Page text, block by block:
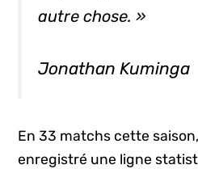
autre chose. »
Jonathan Kuminga
En 33 matchs cette
enregistré une ligne